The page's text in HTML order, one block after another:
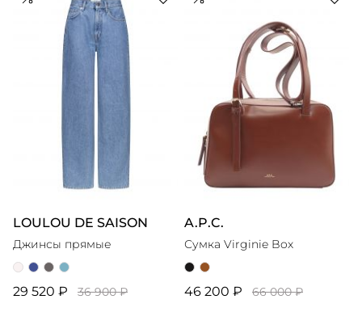
LOULOU DE SAISON
Джинсы прямые
29 520 ₽ 36 900 ₽
A.P.C.
Сумка Virginie Box
46 200 ₽ 66 000 ₽